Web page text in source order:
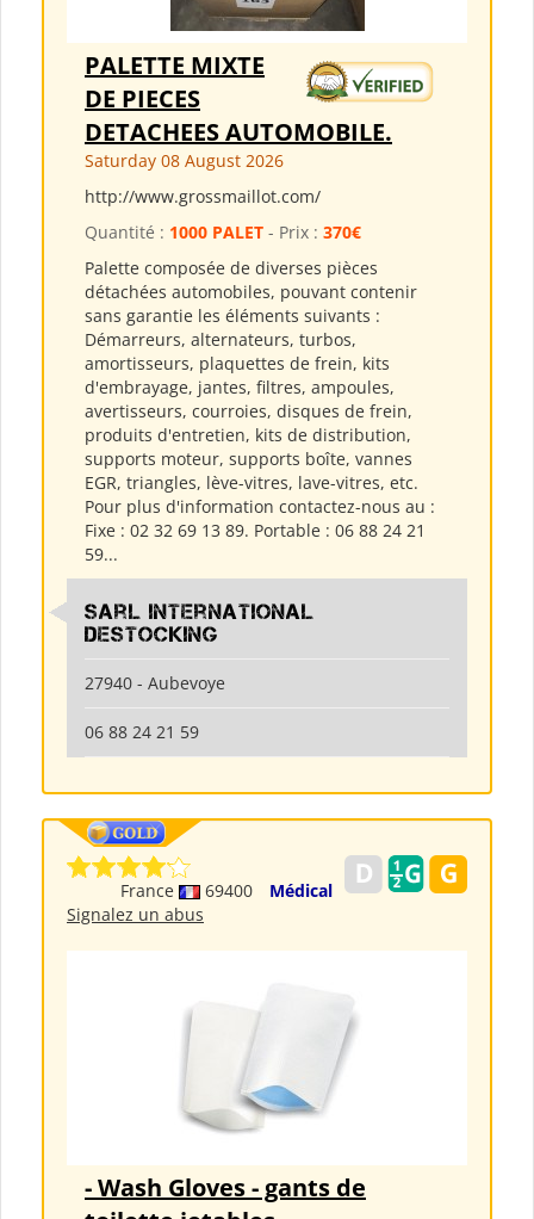
PALETTE MIXTE
DE PIECES
DETACHEES AUTOMOBILE.
Saturday 08 August 2026
http://www.grossmaillot.com/
Quantité : 1000 PALET - Prix : 370€
Palette composée de diverses pièces
détachées automobiles, pouvant contenir
sans garantie les éléments suivants :
Démarreurs, alternateurs, turbos,
amortisseurs, plaquettes de frein, kits
d'embrayage, jantes, filtres, ampoules,
avertisseurs, courroies, disques de frein,
produits d'entretien, kits de distribution,
supports moteur, supports boîte, vannes
EGR, triangles, lève-vitres, lave-vitres, etc.
Pour plus d'information contactez-nous au :
Fixe : 02 32 69 13 89. Portable : 06 88 24 21
59...
Sarl International
Destocking
27940 - Aubevoye
06 88 24 21 59
France 69400
Médical
Signalez un abus
- Wash Gloves - gants de